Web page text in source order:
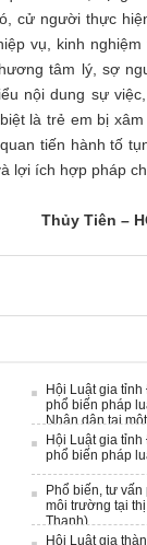
cử người thực
vụ, kinh
tâm lý, sợ
nội dung sự
là trẻ em bị
tiến hành tố
lợi ích hợp pháp
Thủy Tiên –
Hội Luật gia
phổ biến pháp
Nhân dân tại
Hội Luật gia
phổ biến pháp
Phổ biến, tư
môi trường tại
Thanh)
Hội Luật gia